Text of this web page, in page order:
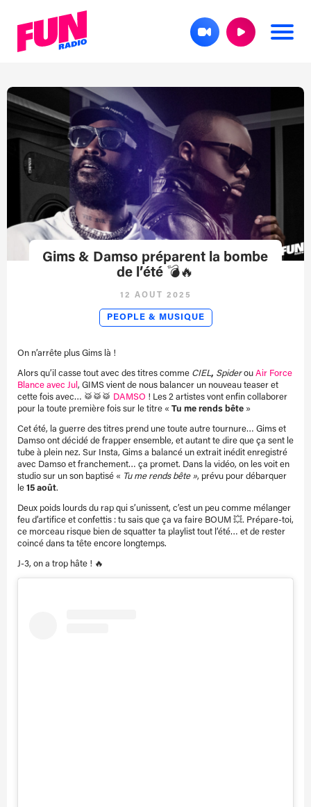
Gims & Damso préparent la bombe
de l’été 💣🔥
12 AOÛT 2025
PEOPLE & MUSIQUE
On n’arrête plus Gims là !
Alors qu’il casse tout avec des titres comme CIEL, Spiderou Air Force
Blance avec Jul , GIMS vient de nous balancer un nouveau teaser et
cette fois avec… 🥁🥁🥁 DAMSO ! Les 2 artistes vont enfin collaborer
pour la toute première fois sur le titre « Tu me rends bête »
Cet été, la guerre des titres prend une toute autre tournure… Gims et
Damso ont décidé de frapper ensemble, et autant te dire que ça sent le
tube à plein nez. Sur Insta, Gims a balancé un extrait inédit enregistré
avec Damso et franchement… ça promet. Dans la vidéo, on les voit en
studio sur un son baptisé « Tu me rends bête », prévu pour débarquer
le 15 août.
Deux poids lourds du rap qui s’unissent, c’est un peu comme mélanger
feu d’artifice et confettis : tu sais que ça va faire BOUM 💥. Prépare-toi,
ce morceau risque bien de squatter ta playlist tout l’été… et de rester
coincé dans ta tête encore longtemps.
J-3, on a trop hâte ! 🔥